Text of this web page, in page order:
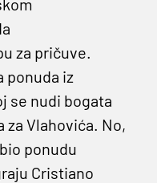
za pričuve.
ponuda iz
se nudi bogata
za Vlahovića. No,
ponudu
Cristiano